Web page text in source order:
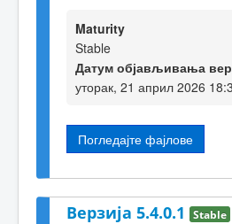
Maturity
Stable
Датум објављивања
уторак, 21 април 2026
Погледајте фајлове
Верзија 5.4.0.1 Stable